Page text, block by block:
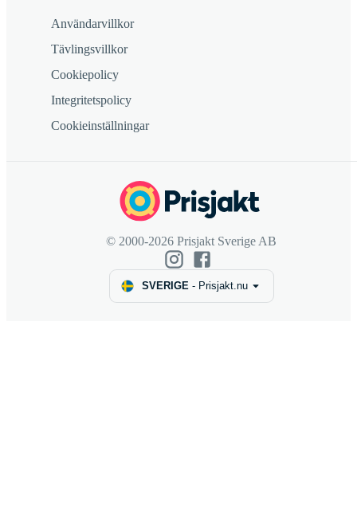
Användarvillkor
Tävlingsvillkor
Cookiepolicy
Integritetspolicy
Cookieinställningar
© 2000-2026 Prisjakt Sverige AB
SVERIGE- Prisjakt.nu